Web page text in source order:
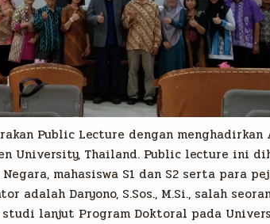
Public Lecture dengan menghadirkan
University, Thailand. Public lecture ini
mahasiswa S1 dan S2 serta para
adalah Daryono, S.Sos., M.Si., salah
lanjut Program Doktoral pada